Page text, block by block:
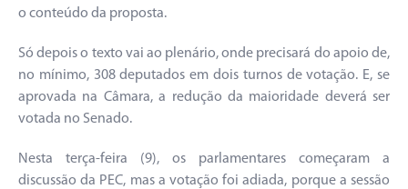
o conteúdo da proposta.
Só depois o texto vai ao plenário, onde precisará do apoio de,
no mínimo, 308 deputados em dois turnos de votação. E, se
aprovada na Câmara, a redução da maioridade deverá ser
votada no Senado.
Nesta terça-feira (9), os parlamentares começaram a
discussão da PEC, mas a votação foi adiada, porque a sessão